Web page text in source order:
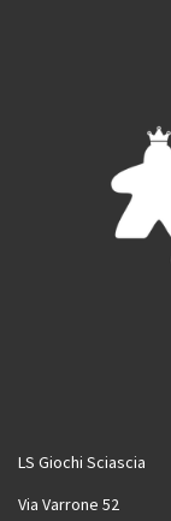
LS Giochi Sciascia
Via Varrone 52